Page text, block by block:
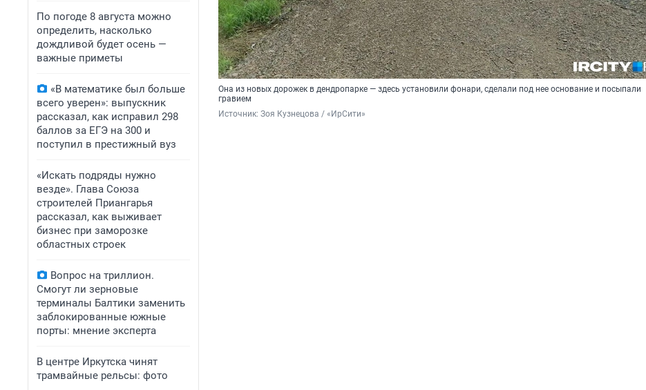
По погоде 8 августа можно
определить, насколько
дождливой будет осень —
важные приметы
«В математике был больше
всего уверен»: выпускник
рассказал, как исправил 298
баллов за ЕГЭ на 300 и
поступил в престижный вуз
«Искать подряды нужно
везде». Глава Союза
строителей Приангарья
рассказал, как выживает
бизнес при заморозке
областных строек
Вопрос на триллион.
Смогут ли зерновые
терминалы Балтики заменить
заблокированные южные
порты: мнение эксперта
В центре Иркутска чинят
трамвайные рельсы: фото
Она из новых дорожек в дендропарке — здесь установили фонари, сделали под нее основание и посыпали
гравием
Источник: Зоя Кузнецова / «ИрСити»